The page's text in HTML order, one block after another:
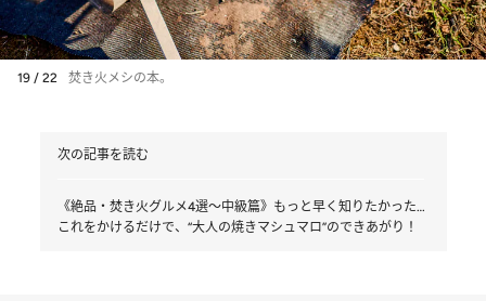
19 / 22 焚き火メシの本。
次の記事を読む
《絶品・焚き火グルメ4選～中級篇》もっと早く知りたかった…
これをかけるだけで、“大人の焼きマシュマロ”のできあがり！